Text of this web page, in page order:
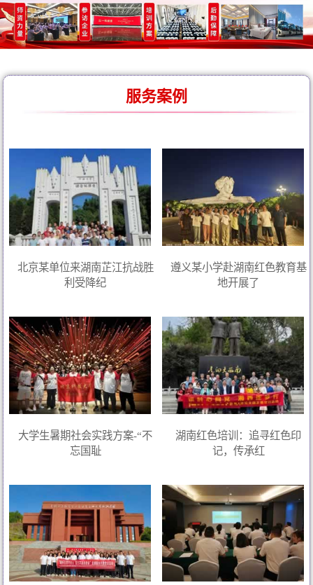
服务案例
北京某单位来湖南芷江抗战胜
利受降纪
遵义某小学赴湖南红色教育基
地开展了
大学生暑期社会实践方案-“不
忘国耻
湖南红色培训：追寻红色印
记，传承红